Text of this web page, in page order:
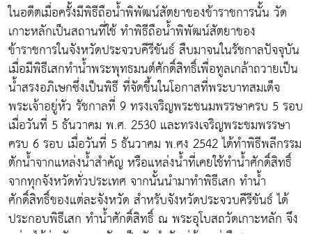
ในอดีตเมื่อครั้งมีพิธีถือน้ำพิพัฒน์สัตยาของข้าราชการนั้น วัด
เกาะหลักเป็นสถานที่ใช้ ทำพิธีถือน้ำพิพัฒน์สัตยาของ
ข้าราชการในจังหวัดประจวบคีรีขันธ์ สืบมาจนในรัชกาลปัจจุบัน
เมื่อมีพิธีเสกทำน้ำพระพุทธมนต์ศักดิ์สิทธิ์เพื่อทูลเกล้าถวายเป็น
น้ำสรงอภิเษกซึ่งเป็นพิธี ที่จัดขึ้นในโอกาสที่พระบาทสมเด็จ
พระเจ้าอยู่หัว รัชกาลที่ 9 ทรงเจริญพระชนมพรรษาครบ 5 รอบ
เมื่อวันที่ 5 ธันวาคม พ.ศ. 2530 และทรงเจริญพระชมพรรษา
ครบ 6 รอบ เมื่อวันที่ 5 ธันวาคม พ.ศง 2542 ได้ทำพิธีพลีกรรม
ตักน้ำจากแหล่งน้ำสำคัญ หรือแหล่งน้ำที่เคยใช้ทำน้ำศักดิ์สิทธิ์
จากทุกจังหวัดทั่วประเทศ จากนั้นนำมาทำพิธีเสก ทำน้ำ
ศักดิ์สิทธิ์ของแต่ละจังหวัด สำหรับจังหวัดประจวบคีรีขันธ์ ได้
ประกอบพิธีเสก ทำน้ำศักดิ์สิทธิ์ ณ พระอุโบสถวัดเกาะหลัก จึง